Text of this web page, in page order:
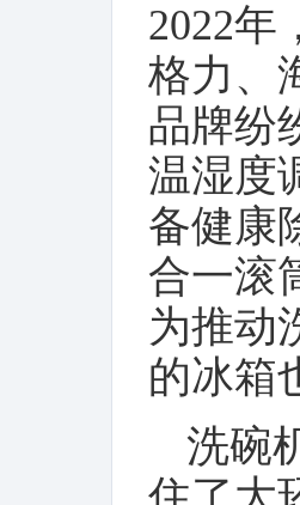
2022年
格力、
品牌纷
温湿度
备健康
合一滚
为推动
的冰箱
洗碗